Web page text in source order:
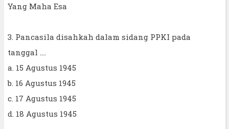
Yang Maha Esa
3. Pancasila disahkah dalam sidang PPKI pada
tanggal ....
a. 15 Agustus 1945
b. 16 Agustus 1945
c. 17 Agustus 1945
d. 18 Agustus 1945